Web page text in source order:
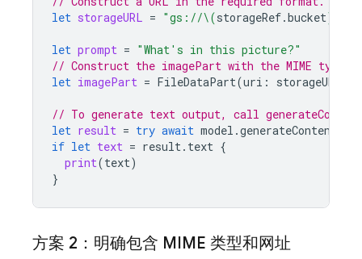
let storageURL = "gs://\(storageRef.bucket)
let prompt = "What's in this picture?"
// Construct the imagePart with the MIME type
let imagePart = FileDataPart(uri : storageURL
// To generate text output, call
let result = try await model .generateContent
if let text = result. text {
print(text)
}
方案 2：明确包含 MIME 类型和网址